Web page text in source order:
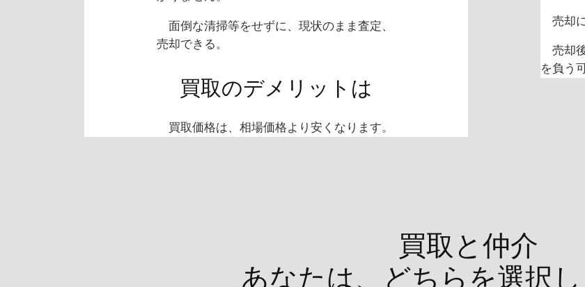
面倒な清掃等をせずに、現状のまま査定、
売却できる。
買取のデメリットは
買取価格は、相場価格より安くなります。
売却
売却
を負う
買取と仲介
あなたは、どちらを選択